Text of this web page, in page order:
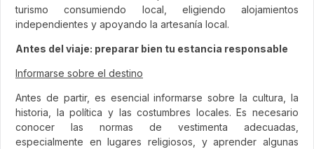
turismo consumiendo local, eligiendo alojamientos
independientes y apoyando la artesanía local.
Antes del viaje: preparar bien tu estancia responsable
Informarse sobre el destino
Antes de partir, es esencial informarse sobre la cultura, la
historia, la política y las costumbres locales. Es necesario
conocer las normas de vestimenta adecuadas,
especialmente en lugares religiosos, y aprender algunas